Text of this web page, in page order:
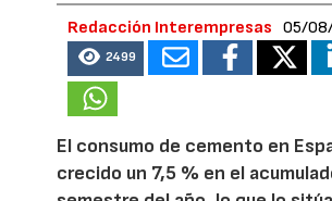
Redacción Interempresas 05/
2499
El consumo de cemento en
crecido un 7,5 % en el